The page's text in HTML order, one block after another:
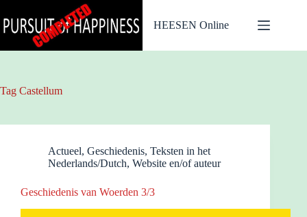
naar
de
HEESEN Online
Tag Castellum
Actueel, Geschiedenis, Teksten in het
Nederlands/Dutch, Website en/of auteur
Geschiedenis van Woerden 3/3